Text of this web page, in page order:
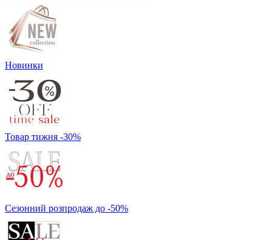
Новинки
Товар тижня -30%
Сезонний розпродаж до -50%